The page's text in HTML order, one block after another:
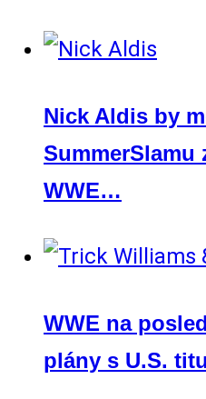
Nick Aldis by
SummerSlamu
WWE…
WWE na
plány s U.S.